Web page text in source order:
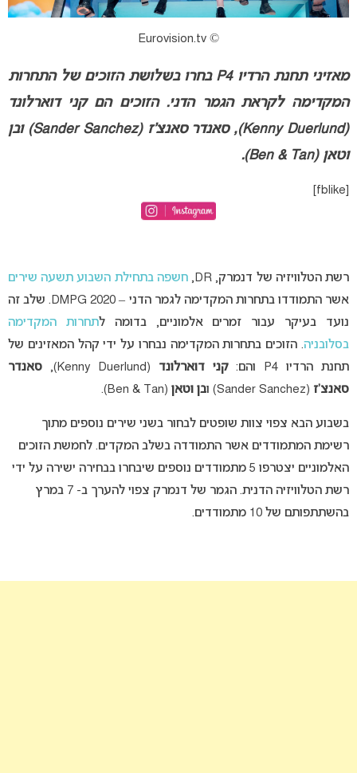
© Eurovision.tv
מאזיני תחנת הרדיו P4 בחרו בשלושת הזוכים של התחרות
המקדימה לקראת הגמר הדני. הזוכים הם קני דוארלונד
(Kenny Duerlund), סאנדר סאנצ’ז (Sander Sanchez) ובן
וטאן (Ben & Tan).
רשת הטלוויזיה של דנמרק, DR,
חשפה בתחילת השבוע תשעה שירים
אשר התמודדו בתחרות המקדימה לגמר הדני – DMPG 2020. שלב זה
נועד בעיקר עבור זמרים אלמוניים, בדומה לתחרות המקדימה
בסלובניה. הזוכים בתחרות המקדימה נבחרו על ידי קהל המאזינים של
תחנת הרדיו P4 והם:
קני דוארלונד (Kenny Duerlund),
סאנדר
סאנצ’ז (Sander Sanchez) ו בן וטאן (Ben & Tan).
בשבוע הבא צפוי צוות שופטים לבחור בשני שירים נוספים מתוך
רשימת המתמודדים אשר התמודדה בשלב המקדים. לחמשת הזוכים
האלמוניים יצטרפו 5 מתמודדים נוספים שיבחרו בבחירה ישירה על ידי
רשת הטלוויזיה הדנית. הגמר של דנמרק צפוי להערך ב- 7 במרץ
בהשתתפותם של 10 מתמודדים.